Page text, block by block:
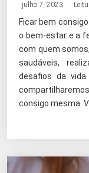
julho 7, 2023
Ficar bem
o bem-estar e a
com quem
saudáveis,
desafios da
consigo mesma.